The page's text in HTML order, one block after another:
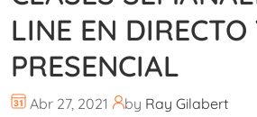
LINE EN DIRECTO
PRESENCIAL
Abr 27, 2021 by Ray Gilabert